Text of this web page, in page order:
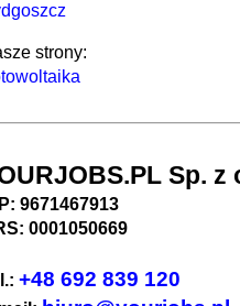
strony:
Sp. z
9671467913
0001050669
+48 692 839 120